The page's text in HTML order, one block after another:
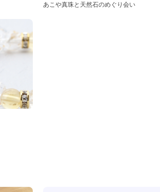
あこや真珠と天然石のめぐり会い